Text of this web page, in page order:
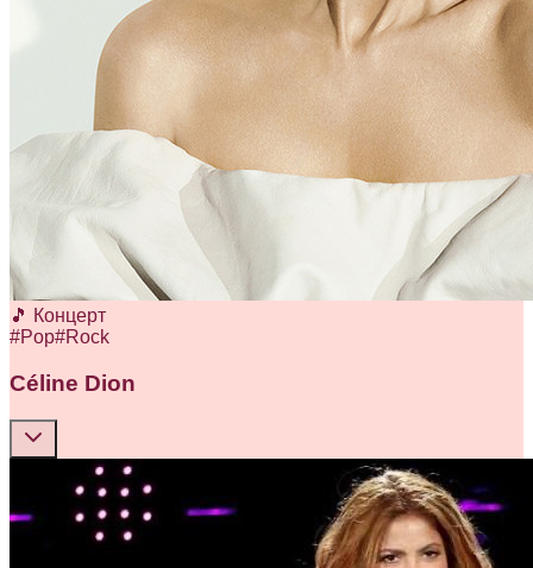
🎵 Концерт
#Pop#Rock
Céline Dion